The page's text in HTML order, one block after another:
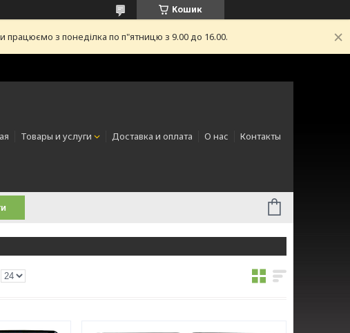
Кошик
з понеділка по п"ятницю з 9.00 до 16.00.
Товары и услуги Доставка и оплата О нас Контакты